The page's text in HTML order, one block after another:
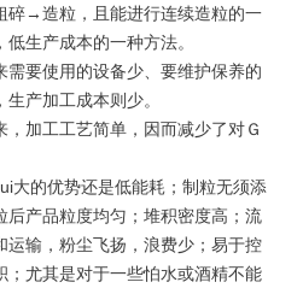
→造粒，且能进行连续造粒的一
生产成本的一种方法。
需要使用的设备少、要维护保养的
产加工成本则少。
，加工工艺简单，因而减少了对Ｇ
大的优势还是低能耗；制粒无须添
后产品粒度均匀；堆积密度高；流
运输，粉尘飞扬，浪费少；易于控
；尤其是对于一些怕水或酒精不能